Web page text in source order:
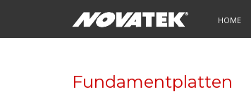
HOME
Fundamentplatten